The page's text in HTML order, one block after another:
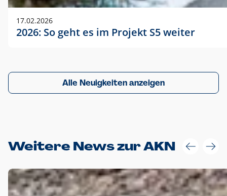
17.02.2026
2026: So geht es im Projekt S5 weiter
Alle Neuigkeiten anzeigen
Weitere News zur AKN